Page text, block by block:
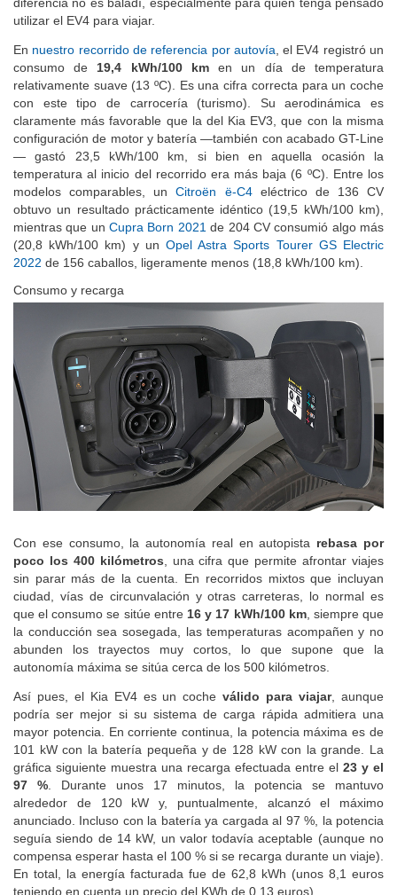
Consumo y recarga
Ennuestro recorrido de referencia por autovía, el EV4 registró un
consumo de19,4 kWh/100 km
relativamente suave (13 ºC). Es una cifra correcta para un coche
con este tipo de carrocería (turismo). Su aerodinámica es
claramente más favorable que la del Kia EV3, que con la misma
configuración de motor y batería —también con acabado GT-Line
— gastó 23,5 kWh/100 km, si bien en aquella ocasión la
temperatura al inicio del recorrido era más baja (6 ºC). Entre los
modelos comparables, un
Citroën ë-C4
eléctrico de 136 CV
obtuvo un resultado prácticamente idéntico (19,5 kWh/100 km),
mientras que un
Cupra Born 2021de 204 CV consumió algo más
(20,8 kWh/100 km) y un Opel Astra Sports Tourer GS Electric
2022 de 156 caballos, ligeramente menos (18,8 kWh/100 km).
Descubre el mejor precio para comprar o vender tu coche
Con ese consumo, la autonomía real en autopista rebasa por
poco los 400 kilómetros, una cifra que permite afrontar viajes
sin parar más de la cuenta. En recorridos mixtos que incluyan
ciudad, vías de circunvalación y otras carreteras, lo normal es
que el consumo se sitúe entre 16 y 17 kWh/100 km, siempre que
la conducción sea sosegada, las temperaturas acompañen y no
abunden los trayectos muy cortos, lo que supone que la
autonomía máxima se sitúa cerca de los 500 kilómetros.
Así pues, el Kia EV4 es un cocheválido para viajar, aunque
podría ser mejor si su sistema de carga rápida admitiera una
mayor potencia. En corriente continua, la potencia máxima es de
101 kW con la batería pequeña y de 128 kW con la grande. La
gráfica siguiente muestra una recarga efectuada entre el 23 y el
97 %. Durante unos 17 minutos, la potencia se mantuvo
alrededor de 120 kW y, puntualmente, alcanzó el máximo
anunciado. Incluso con la batería ya cargada al 97 %, la potencia
seguía siendo de 14 kW, un valor todavía aceptable (aunque no
compensa esperar hasta el 100 % si se recarga durante un viaje).
En total, la energía facturada fue de 62,8 kWh (unos 8,1 euros